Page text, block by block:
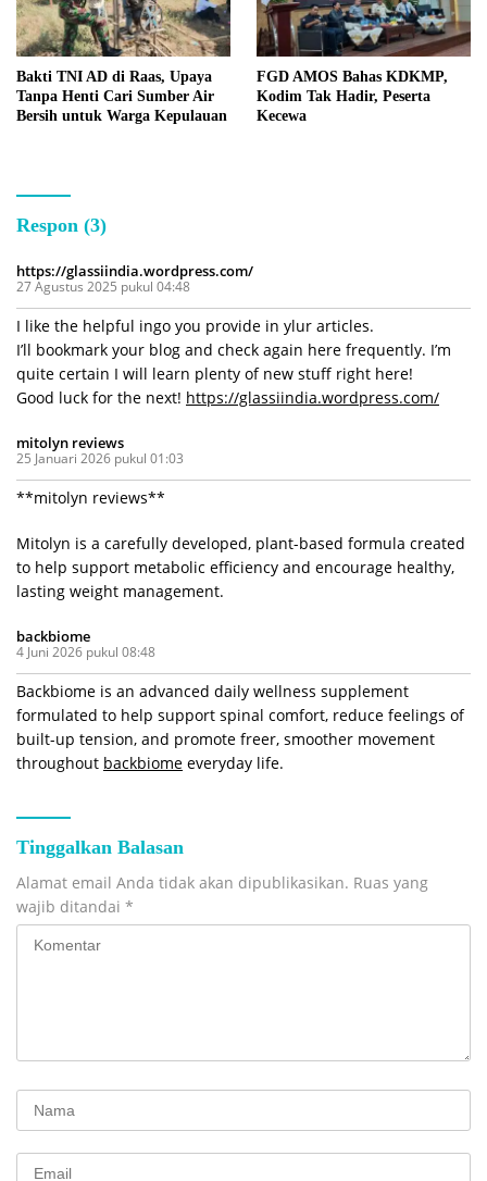
Bakti TNI AD di Raas, Upaya
Tanpa Henti Cari Sumber Air
Bersih untuk Warga Kepulauan
FGD AMOS Bahas KDKMP,
Kodim Tak Hadir, Peserta
Kecewa
Respon (3)
https://glassiindia.wordpress.com/
27 Agustus 2025 pukul 04:48
I like the helpful ingo you provide in ylur articles.
I’ll bookmark your blog and check again here frequently. I’m
quite certain I will learn plenty of new stuff right here!
Good luck for the next! https://glassiindia.wordpress.com/
mitolyn reviews
25 Januari 2026 pukul 01:03
**mitolyn reviews**
Mitolyn is a carefully developed, plant-based formula created
to help support metabolic efficiency and encourage healthy,
lasting weight management.
backbiome
4 Juni 2026 pukul 08:48
Backbiome is an advanced daily wellness supplement
formulated to help support spinal comfort, reduce feelings of
built-up tension, and promote freer, smoother movement
throughout backbiome everyday life.
Tinggalkan Balasan
Alamat email Anda tidak akan dipublikasikan. Ruas yang
wajib ditandai *